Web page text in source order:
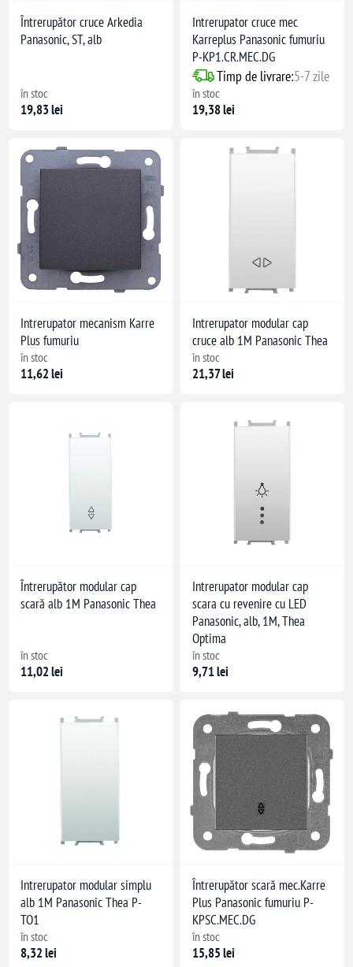
Întrerupător cruce Arkedia
Panasonic, ST, alb
în stoc
19,83 lei
Intrerupator cruce mec
Karreplus Panasonic fumuriu
P-KP1.CR.MEC.DG
Timp de livrare:5-7 zile
în stoc
19,38 lei
Intrerupator mecanism Karre
Plus fumuriu
în stoc
11,62 lei
Intrerupator modular cap
cruce alb 1M Panasonic Thea
în stoc
21,37 lei
Întrerupător modular cap
scară alb 1M Panasonic Thea
în stoc
11,02 lei
Intrerupator modular cap
scara cu revenire cu LED
Panasonic, alb, 1M, Thea
Optima
în stoc
9,71 lei
Intrerupator modular simplu
alb 1M Panasonic Thea P-
TO1
în stoc
8,32 lei
Întrerupător scară mec.Karre
Plus Panasonic fumuriu P-
KPSC.MEC.DG
în stoc
15,85 lei